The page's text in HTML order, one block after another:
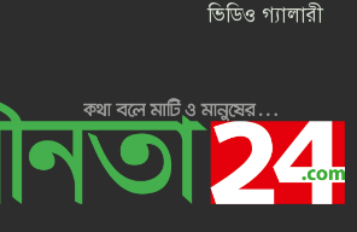
গণতন্ত্রকে প্রাতিষ্ঠানিক রূপ দিতে ঐক্য
ফিরে দেখা-৪ জুলাই২৪ : ,উত্তাল সব
বিশ্ববিদ্যালয়,সারাদেশে ছাত্র ধর্মঘটের ডাক
ভিডিও গ্যালারী